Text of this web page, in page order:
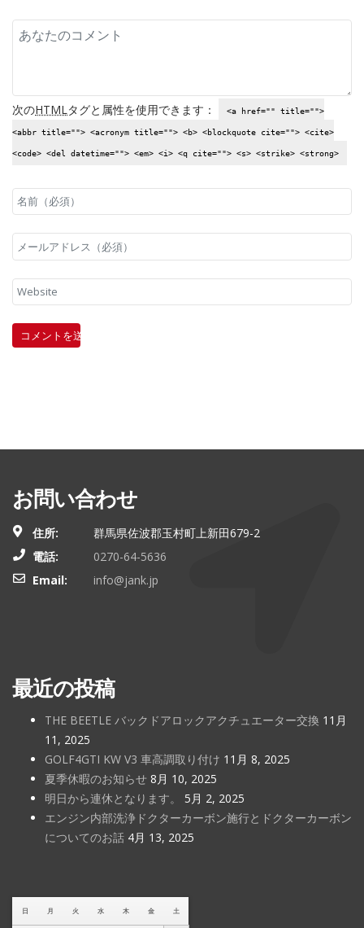
次のHTML タグと属性を使用できます： <a href="" title="">
<abbr title=""> <acronym title=""> <b> <blockquote cite=""> <cite>
<code> <del datetime=""> <em> <i> <q cite=""> <s> <strike> <strong>
お問い合わせ
住所:
群馬県佐波郡玉村町上新田679-2
電話:
0270-64-5636
Email:
info@jank.jp
最近の投稿
THE BEETLE バックドアロックアクチュエーター交換 11月
11, 2025
GOLF4GTI KW V3 車高調取り付け 11月 8, 2025
夏季休暇のお知らせ 8月 10, 2025
明日から連休となります。
5月 2, 2025
エンジン内部洗浄ドクターカーボン施行とドクターカーボン
についてのお話 4月 13, 2025
日 月 火 水 木 金 土